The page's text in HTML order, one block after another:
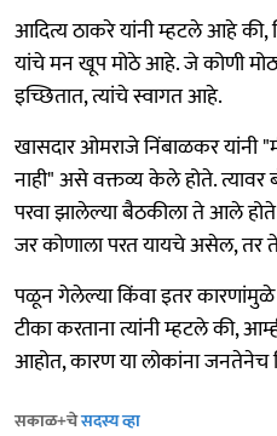
आदित्य ठाकरे यांनी म्हटले आहे की,
यांचे मन खूप मोठे आहे. जे कोणी
इच्छितात, त्यांचे स्वागत आहे.
खासदार ओमराजे निंबाळकर यांनी
नाही" असे वक्तव्य केले होते. त्यावर
परवा झालेल्या बैठकीला ते आले
जर कोणाला परत यायचे असेल,
पळून गेलेल्या किंवा इतर कारणांमुळे
टीका करताना त्यांनी म्हटले की,
आहोत, कारण या लोकांना जनतेनेच
सकाळ+चेसदस्य व्हा